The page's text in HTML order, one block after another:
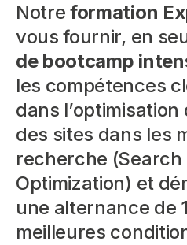
Notreformation
vous fournir, en
de bootcamp
les compétences
dans
des sites dans les
recherche (Search
Optimization) et
une alternance de
meilleures